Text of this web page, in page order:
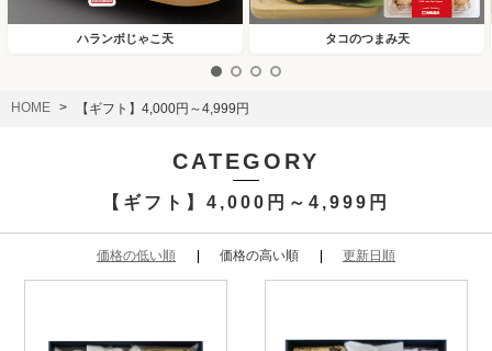
ハランボじゃこ天 タコのつまみ天
HOME 【ギフト】4,000円～4,999円
CATEGORY
【ギフト】4,000円～4,999円
価格の低い順 価格の高い順 更新日順